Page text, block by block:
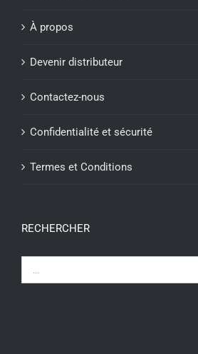
À propos
Devenir distributeur
Contactez-nous
Confidentialité et sécurité
Termes et Conditions
RECHERCHER
sur